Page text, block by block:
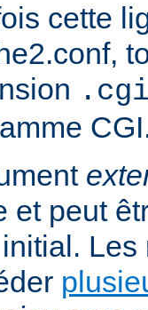
cette
.cgi
et peut